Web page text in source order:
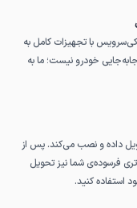
با تجهیزات کامل به
خودرو نیست؛ ما به
داده و نصب می‌کند. پس از
فرسوده‌ی شما نیز تحویل
استفاده کنید.